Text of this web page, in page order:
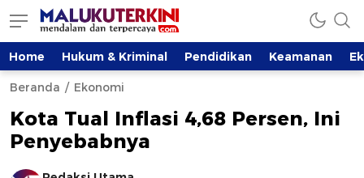
Home Hukum & Kriminal Pendidikan Keamanan
Beranda Ekonomi
Kota Tual Inflasi 4,68 Persen, Ini
Penyebabnya